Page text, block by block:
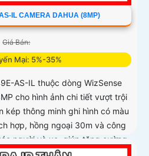
IL CAMERA DAHUA (8MP)
Giá Bán:
Mại: 5%-35%
AS-IL thuộc dòng WizSense
cho hình ảnh chi tiết vượt trội
kép thông minh ghi hình có màu
hợp, hồng ngoại 30m và công
người và xe, giúp tăng cường